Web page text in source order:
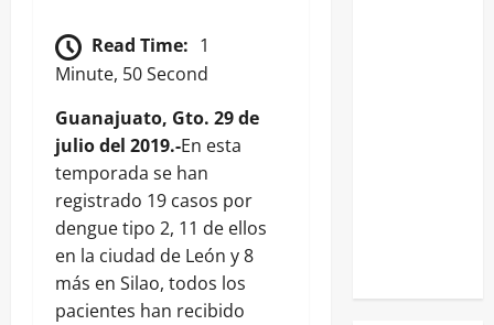
Read Time: 1
Minute, 50 Second
Guanajuato, Gto. 29 de
julio del 2019.-En esta
temporada se han
registrado 19 casos por
dengue tipo 2, 11 de ellos
en la ciudad de León y 8
más en Silao, todos los
pacientes han recibido